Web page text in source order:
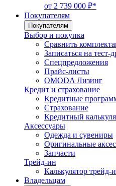
от 2 739 000 ₽*
Покупателям
Покупателям
Выбор и покупка
Сравнить
Записаться на тест-
Cпецпредложения
Прайс-листы
OMODA Лизинг
Кредит и страхование
Кредитные
Страхование
Кредитный
Аксессуары
Одежда и сувениры
Оригинальные
Запчасти
Трейд-ин
Калькулятор трейд-
Владельцам